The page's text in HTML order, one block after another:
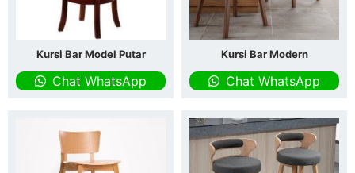
Kursi Bar Model Putar
Chat WhatsApp
Kursi Bar Modern
Chat WhatsApp